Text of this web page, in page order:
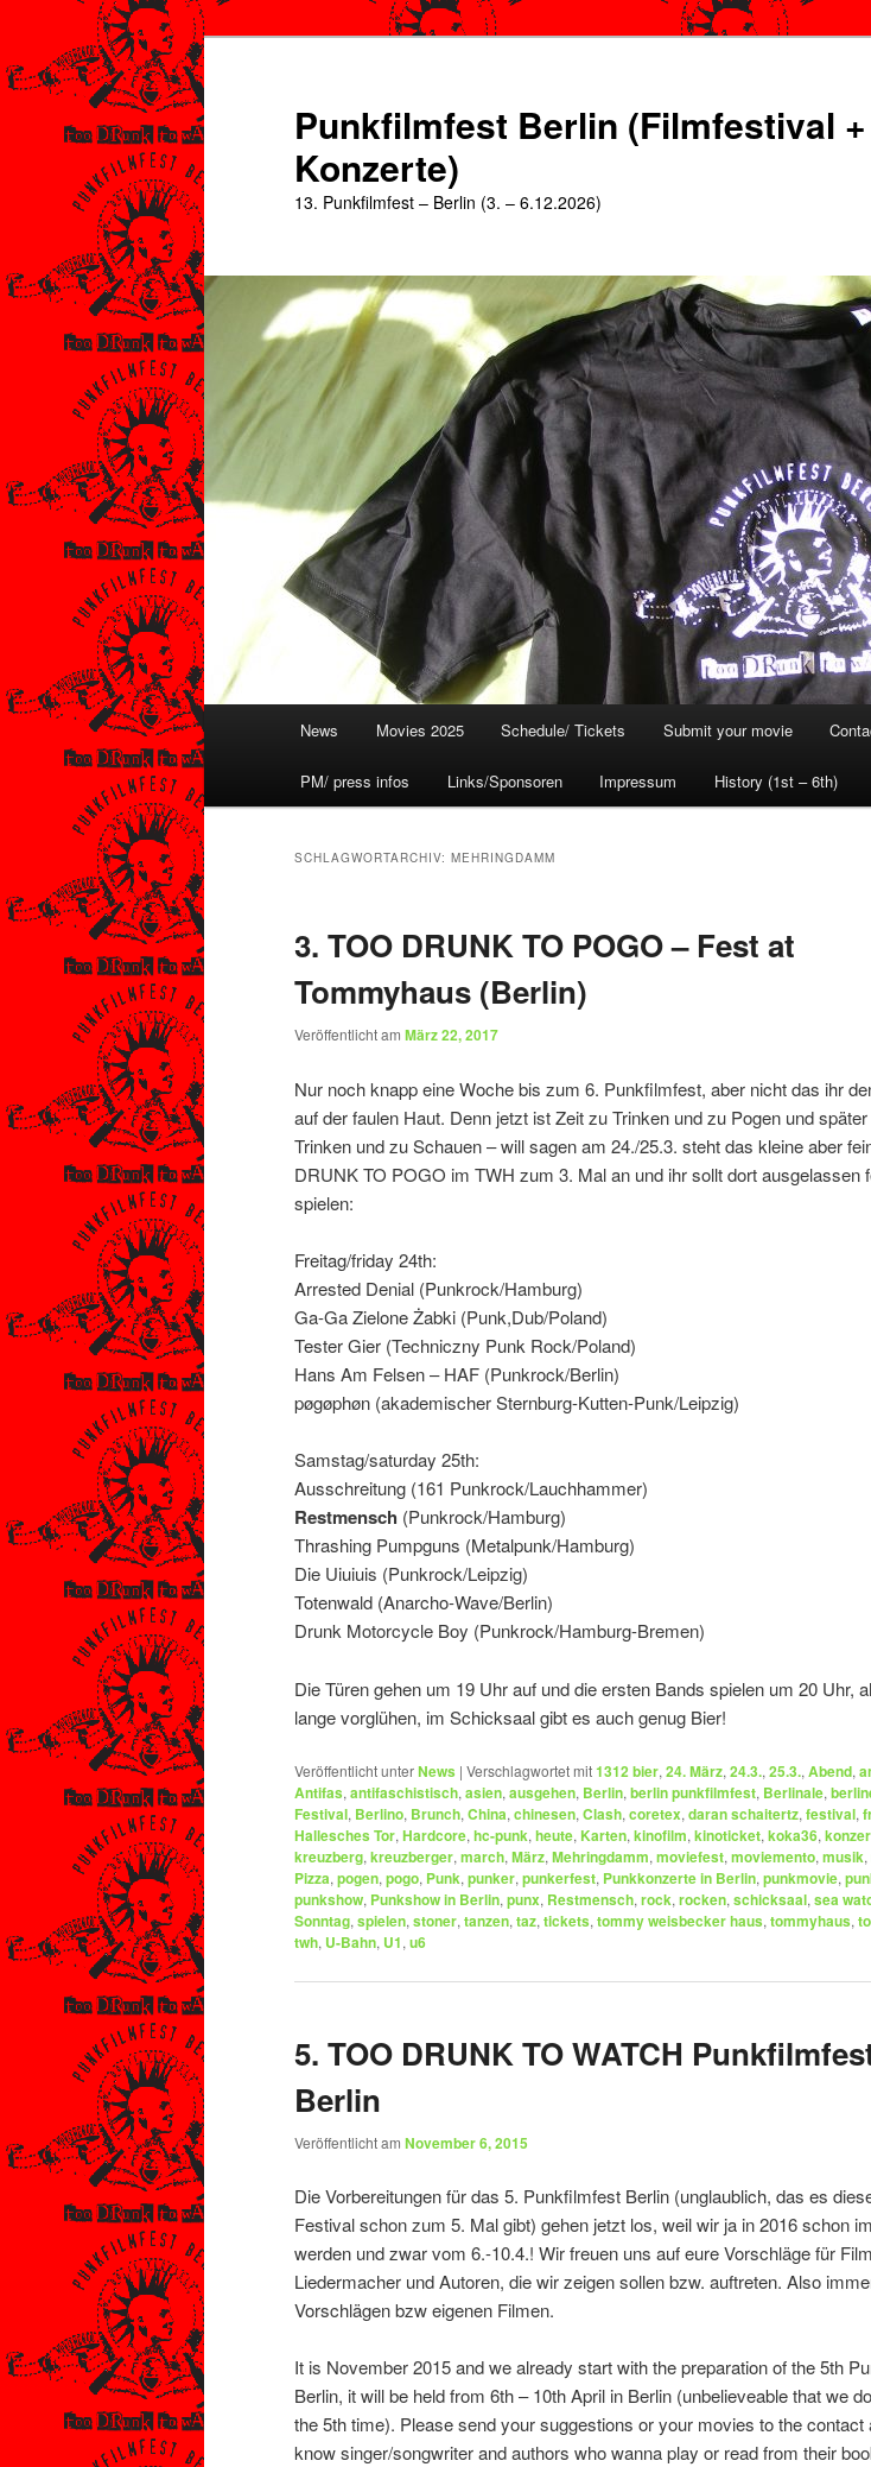
primären
springen
sekundären
springen
Punkfilmfest Berlin (Filmfestival +
Konzerte)
13. Punkfilmfest – Berlin (3. – 6.12.2026)
News Movies 2025 Schedule/ Tickets Submit your movie
PM/ press infos Links/Sponsoren Impressum History (1st – 6th)
SCHLAGWORTARCHIV: MEHRINGDAMM
3. TOO DRUNK TO POGO – Fest at
Tommyhaus (Berlin)
Veröffentlicht am März 22, 2017
Nur noch knapp eine Woche bis zum 6. Punkfilmfest, aber nicht das ihr
auf der faulen Haut. Denn jetzt ist Zeit zu Trinken und zu Pogen und
Trinken und zu Schauen – will sagen am 24./25.3. steht das kleine aber
DRUNK TO POGO im TWH zum 3. Mal an und ihr sollt dort ausgelassen
spielen:
Freitag/friday 24th:
Arrested Denial (Punkrock/Hamburg)
Ga-Ga Zielone Żabki (Punk,Dub/Poland)
Tester Gier (Techniczny Punk Rock/Poland)
Hans Am Felsen – HAF (Punkrock/Berlin)
pøgøphøn (akademischer Sternburg-Kutten-Punk/Leipzig)
Samstag/saturday 25th:
Ausschreitung (161 Punkrock/Lauchhammer)
Restmensch (Punkrock/Hamburg)
Thrashing Pumpguns (Metalpunk/Hamburg)
Die Uiuiuis (Punkrock/Leipzig)
Totenwald (Anarcho-Wave/Berlin)
Drunk Motorcycle Boy (Punkrock/Hamburg-Bremen)
Die Türen gehen um 19 Uhr auf und die ersten Bands spielen um 20 Uhr,
lange vorglühen, im Schicksaal gibt es auch genug Bier!
Veröffentlicht unterNews | Verschlagwortet mit1312 bier, 24. März, 24.3., 25.3., Abend,
Antifas, antifaschistisch, asien, ausgehen, Berlin, berlin punkfilmfest, Berlinale,
Festival, Berlino, Brunch, China, chinesen, Clash, coretex, daran schaitertz, festival,
Hallesches Tor, Hardcore, hc-punk, heute, Karten, kinofilm, kinoticket, koka36,
kreuzberg, kreuzberger, march, März, Mehringdamm, moviefest, moviemento, musik,
Pizza, pogen, pogo, Punk, punker, punkerfest, Punkkonzerte in Berlin, punkmovie,
punkshow, Punkshow in Berlin, punx, Restmensch, rock, rocken, schicksaal, sea
Sonntag, spielen, stoner, tanzen, taz, tickets, tommy weisbecker haus, tommyhaus,
twh, U-Bahn, U1, u6
5. TOO DRUNK TO WATCH
Berlin
Veröffentlicht am November 6, 2015
Die Vorbereitungen für das 5. Punkfilmfest Berlin (unglaublich, das es
Festival schon zum 5. Mal gibt) gehen jetzt los, weil wir ja in 2016 schon
werden und zwar vom 6.-10.4.! Wir freuen uns auf eure Vorschläge für
Liedermacher und Autoren, die wir zeigen sollen bzw. auftreten. Also
Vorschlägen bzw eigenen Filmen.
It is November 2015 and we already start with the preparation of the 5th
Berlin, it will be held from 6th – 10th April in Berlin (unbelieveable that we
the 5th time). Please send your suggestions or your movies to the contact
know singer/songwriter and authors who wanna play or read from their